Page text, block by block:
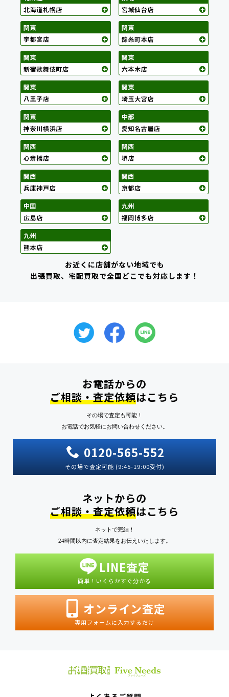
お近くに店舗がない地域でも
出張買取、宅配買取で全国どこでも対応します！
お電話からの
ご相談・査定依頼はこちら
その場で査定も可能！
お電話でお気軽にお問い合わせください。
0120-565-552
その場で査定可能 (9:45-19:00受付)
ネットからの
ご相談・査定依頼はこちら
ネットで完結！
24時間以内に査定結果をお伝えいたします。
LINE査定
簡単！いくらかすぐ分かる
オンライン査定
専用フォームに入力するだけ